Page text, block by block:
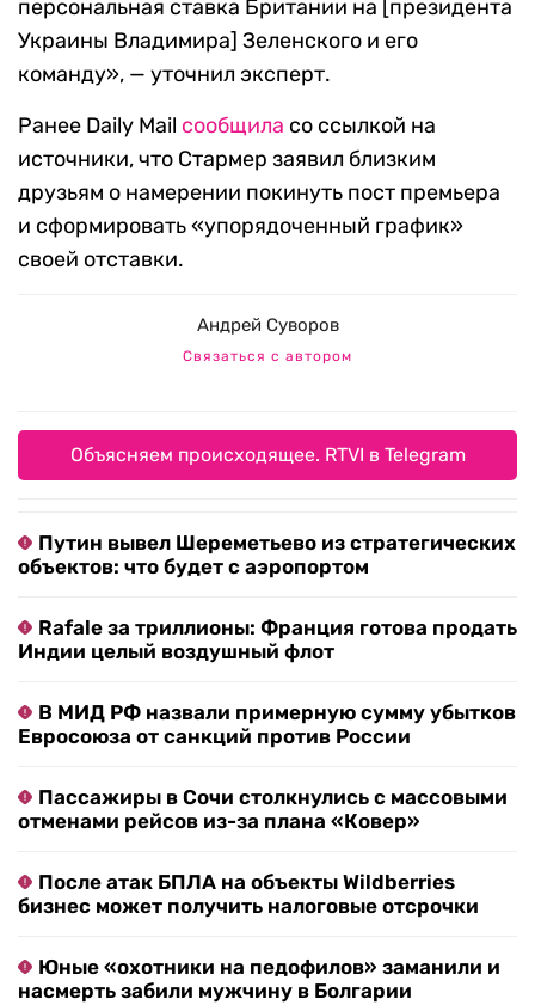
персональная ставка Британии на [президента
Украины Владимира] Зеленского и его
команду», — уточнил эксперт.
Ранее Daily Mail сообщила со ссылкой на
источники, что Стармер заявил близким
друзьям о намерении покинуть пост премьера
и сформировать «упорядоченный график»
своей отставки.
Андрей Суворов
Связаться с автором
Объясняем происходящее. RTVI в Telegram
Путин вывел Шереметьево из стратегических
объектов: что будет с аэропортом
Rafale за триллионы: Франция готова продать
Индии целый воздушный флот
В МИД РФ назвали примерную сумму убытков
Евросоюза от санкций против России
Пассажиры в Сочи столкнулись с массовыми
отменами рейсов из-за плана «Ковер»
После атак БПЛА на объекты Wildberries
бизнес может получить налоговые отсрочки
Юные «охотники на педофилов» заманили и
насмерть забили мужчину в Болгарии